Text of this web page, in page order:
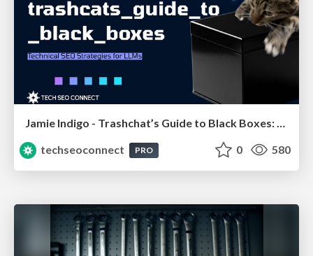
Jamie Indigo - Trashchat’s Guide to Black Boxes: Technical SEO Tactics for LLMs
techseoconnect
PRO 0 580